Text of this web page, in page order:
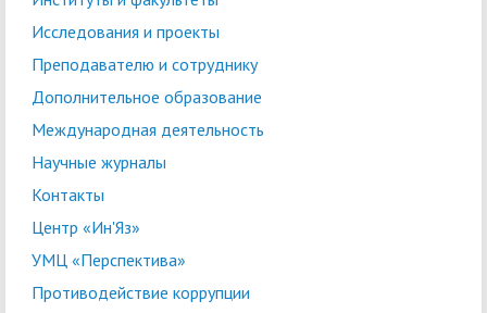
Исследования и проекты
Преподавателю и сотруднику
Дополнительное образование
Международная деятельность
Научные журналы
Контакты
Центр «Ин'Яз»
УМЦ «Перспектива»
Противодействие коррупции